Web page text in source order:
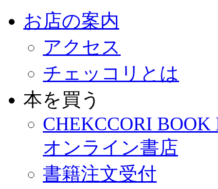
お店の案内
アクセス
チェッコリとは
本を買う
CHEKCCORI BOOK
オンライン書店
書籍注文受付